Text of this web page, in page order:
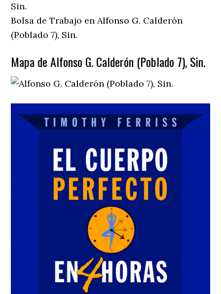
Sin.
Bolsa de Trabajo en Alfonso G. Calderón
(Poblado 7), Sin.
Mapa de Alfonso G. Calderón (Poblado 7), Sin.